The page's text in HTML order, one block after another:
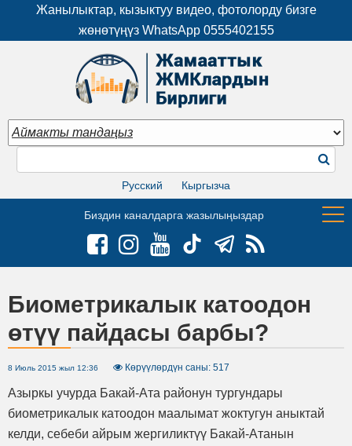
Жанылыктар, кызыктуу видео, фотолорду бизге
жөнөтүңүз WhatsApp 0555402155
Русский Кыргызча
Биздин каналдарга жазылыңыздар
Биометрикалык катоодон
өтүү пайдасы барбы?
8 Июль 2015 жыл 12:36 Көрүүлөрдүн саны: 517
Азыркы учурда Бакай-Ата районун тургундары
биометрикалык катоодон маалымат жоктугун аныктай
келди, себеби айрым жергиликтүү Бакай-Атанын